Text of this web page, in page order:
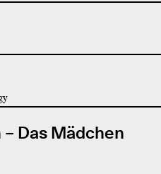
Das Mädchen